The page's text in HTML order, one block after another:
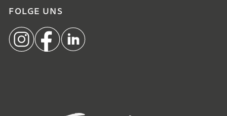
FOLGE UNS